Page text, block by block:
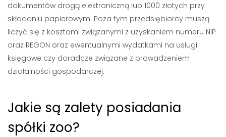
dokumentów drogą elektroniczną lub 1000 złotych przy
składaniu papierowym. Poza tym przedsiębiorcy muszą
liczyć się z kosztami związanymi z uzyskaniem numeru NIP
oraz REGON oraz ewentualnymi wydatkami na usługi
księgowe czy doradcze związane z prowadzeniem
działalności gospodarczej.
Jakie są zalety posiadania
spółki zoo?